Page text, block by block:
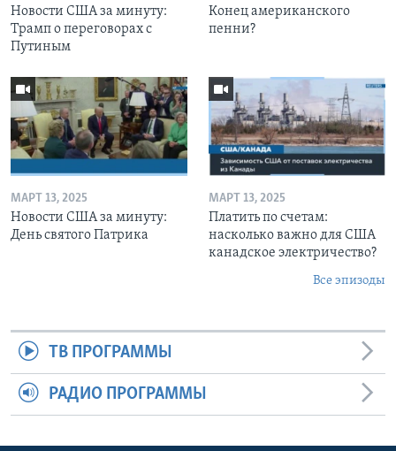
Новости США за минуту:
Трамп о переговорах с
Путиным
Конец американского
пенни?
МАРТ 13, 2025
Новости США за минуту:
День святого Патрика
МАРТ 13, 2025
Платить по счетам:
насколько важно для США
канадское электричество?
Все эпизоды
ТВ ПРОГРАММЫ
РАДИО ПРОГРАММЫ